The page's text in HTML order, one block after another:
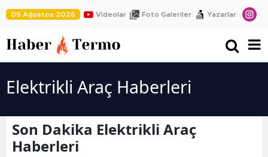
09 Ağustos 2026 Videolar Foto Galeriler Yazarlar
Elektrikli Araç Haberleri
Son Dakika Elektrikli Araç
Haberleri